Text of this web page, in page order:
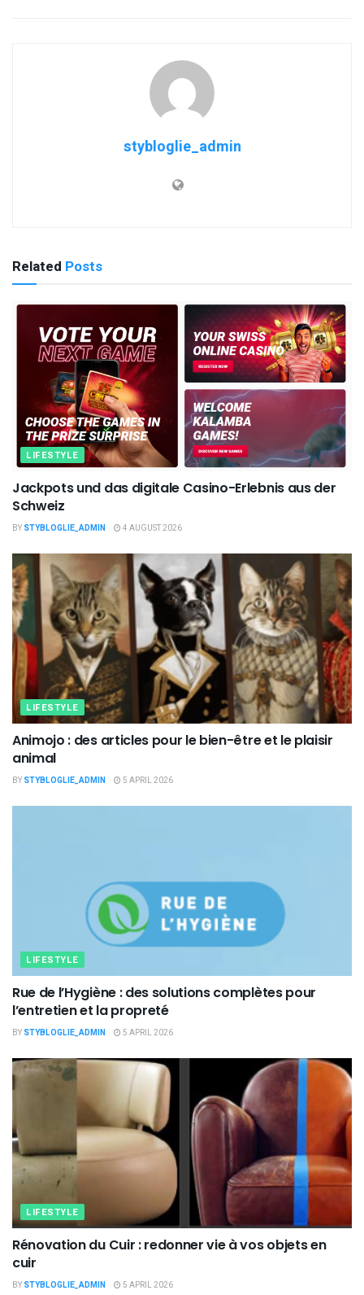
stybloglie_admin
Related Posts
LIFESTYLE
Jackpots und das digitale Casino-Erlebnis aus der
Schweiz
BY STYBLOGLIE_ADMIN 4 AUGUST 2026
LIFESTYLE
Animojo : des articles pour le bien-être et le plaisir
animal
BY STYBLOGLIE_ADMIN 5 APRIL 2026
LIFESTYLE
Rue de l’Hygiène : des solutions complètes pour
l’entretien et la propreté
BY STYBLOGLIE_ADMIN 5 APRIL 2026
LIFESTYLE
Rénovation du Cuir : redonner vie à vos objets en
cuir
BY STYBLOGLIE_ADMIN 5 APRIL 2026